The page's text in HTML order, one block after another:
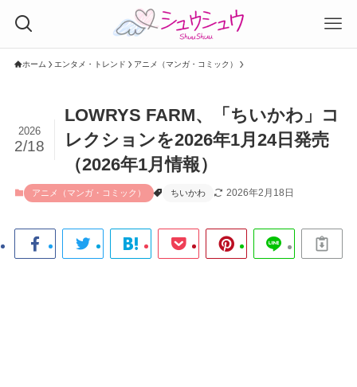
ホーム エンタメ・トレンド アニメ（マンガ・コミック）
LOWRYS FARM、「ちいかわ」コ
レクションを2026年1月24日発売
（2026年1月情報）
2026
2/18
アニメ（マンガ・コミック） ちいかわ 2026年2月18日